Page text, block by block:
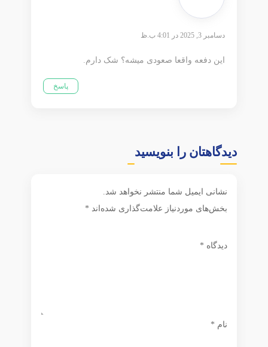
دسامبر 3, 2025 در 4:01 ب.ظ
این دفعه واقعا صعودی میشه؟ شک دارم.
پاسخ
دیدگاهتان را بنویسید
نشانی ایمیل شما منتشر نخواهد شد.
بخش‌های موردنیاز علامت‌گذاری شده‌اند *
دیدگاه *
نام *